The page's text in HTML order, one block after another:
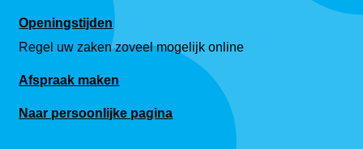
Openingstijden
Regel uw zaken zoveel mogelijk online
Afspraak maken
Naar persoonlijke pagina